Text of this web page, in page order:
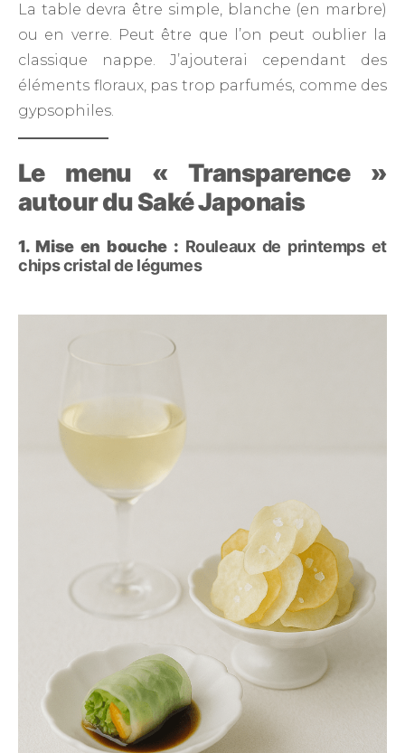
La table devra être simple, blanche (en marbre)
ou en verre. Peut être que l’on peut oublier la
classique nappe. J’ajouterai cependant des
éléments floraux, pas trop parfumés, comme des
gypsophiles.
Le menu « Transparence »
autour du Saké Japonais
1. Mise en bouche : Rouleaux de printemps et
chips cristal de légumes